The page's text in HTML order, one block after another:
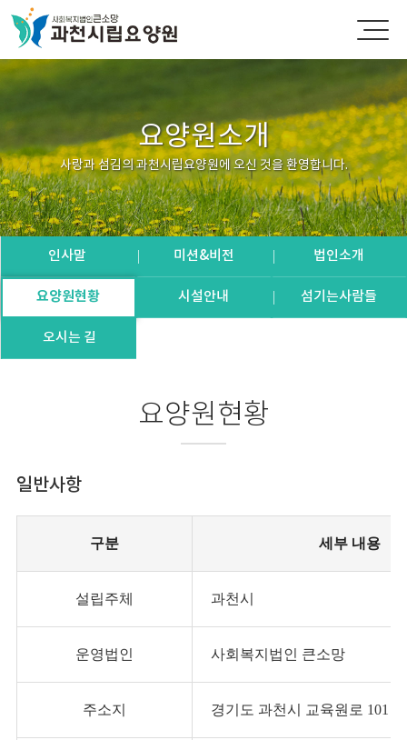
요양원소개
사랑과 섬김의 과천시립요양원에 오신 것을 환영합니다.
인사말 미션&비전 법인소개
요양원현황 시설안내 섬기는사람들
오시는 길
요양원현황
일반사항
구분 세부 내용
설립주체 과천시
운영법인 사회복지법인 큰소망
주소지 경기도 과천시 교육원로 101 (